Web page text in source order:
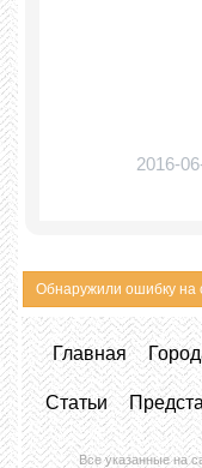
2016-
Обнаружили ошибку на
Главная
Статьи
Все указанные на